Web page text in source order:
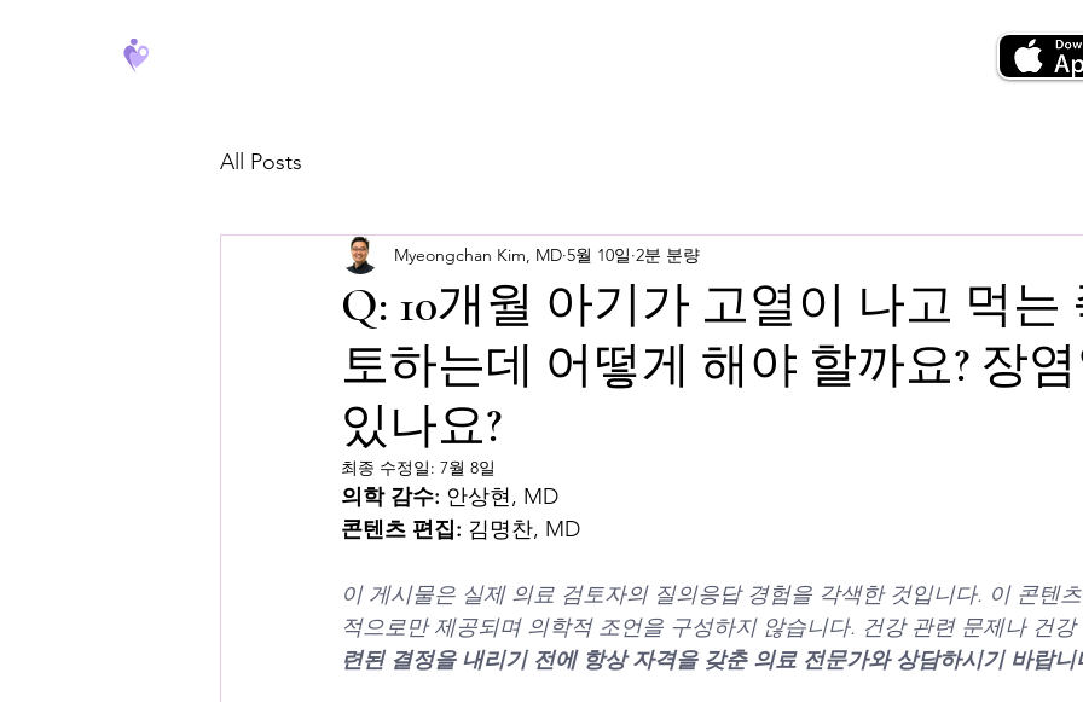
All Posts
Q: 10개월 아기가 고열이 나고 먹는
토하는데 어떻게 해야 할까요? 장
있나요?
Myeongchan Kim, MD 5월 10일 2분 분량
최종 수정일: 7월 8일
의학 감수: 안상현, MD
콘텐츠 편집: 김명찬, MD
이 게시물은 실제 의료 검토자의 질의응답 경험을 각색한 것입니다. 이 콘텐
적으로만 제공되며 의학적 조언을 구성하지 않습니다. 건강 관련 문제나 건강
련된 결정을 내리기 전에 항상 자격을 갖춘 의료 전문가와 상담하시기 바랍니